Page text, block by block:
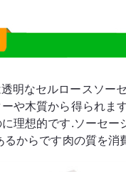
透明なセルロースソー
や木質から得られま
理想的です.ソーセ
からです肉の質を消